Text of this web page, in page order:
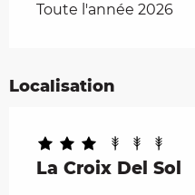
Toute l'année 2026
Localisation
La Croix Del Sol